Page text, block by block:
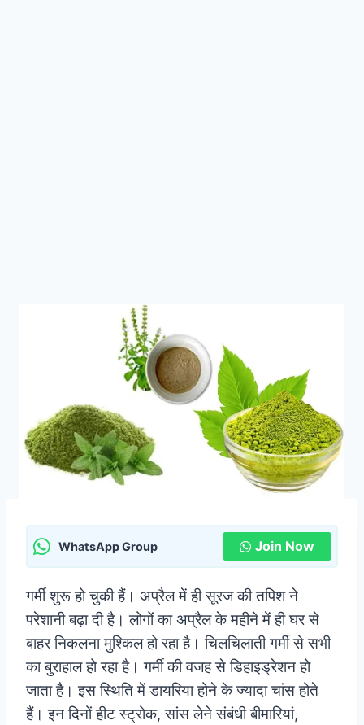
WhatsApp Group Join Now
गर्मी शुरू हो चुकी हैं। अप्रैल में ही सूरज की तपिश ने
परेशानी बढ़ा दी है। लोगों का अप्रैल के महीने में ही घर से
बाहर निकलना मुश्किल हो रहा है। चिलचिलाती गर्मी से सभी
का बुराहाल हो रहा है। गर्मी की वजह से डिहाइड्रेशन हो
जाता है। इस स्थिति में डायरिया होने के ज्यादा चांस होते
हैं। इन दिनों हीट स्ट्रोक, सांस लेने संबंधी बीमारियां,